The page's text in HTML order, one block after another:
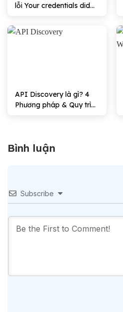
lỗi Your credentials did
API Discovery là gì? 4
Phương pháp & Quy trình
Bình luận
Subscribe